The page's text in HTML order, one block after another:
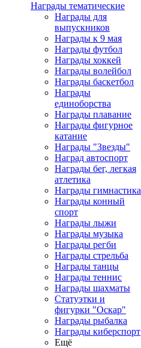
Награды тематические
Награды для
выпускников
Награды к 9 мая
Награды футбол
Награды хоккей
Награды волейбол
Награды баскетбол
Награды
единоборства
Награды плавание
Награды фигурное
катание
Награды "Звезды"
Наград автоспорт
Награды бег, легкая
атлетика
Награды гимнастика
Награды конный
спорт
Награды лыжи
Награды музыка
Награды регби
Награды стрельба
Награды танцы
Награды теннис
Награды шахматы
Статуэтки и
фигурки "Оскар"
Награды рыбалка
Награды киберспорт
Ещё